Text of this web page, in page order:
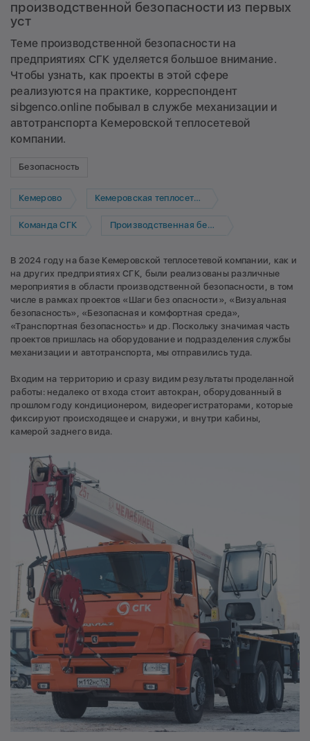
производственной безопасности из первых
уст
Теме производственной безопасности на
предприятиях СГК уделяется большое внимание.
Чтобы узнать, как проекты в этой сфере
реализуются на практике, корреспондент
sibgenco.online побывал в службе механизации и
автотранспорта Кемеровской теплосетевой
компании.
Безопасность
Кемерово Кемеровская теплосетевая компания
Команда СГК Производственная безопасность
В 2024 году на базе Кемеровской теплосетевой компании, как и
на других предприятиях СГК, были реализованы различные
мероприятия в области производственной безопасности, в том
числе в рамках проектов «Шаги без опасности», «Визуальная
безопасность», «Безопасная и комфортная среда»,
«Транспортная безопасность» и др. Поскольку значимая часть
проектов пришлась на оборудование и подразделения службы
механизации и автотранспорта, мы отправились туда.
Входим на территорию и сразу видим результаты проделанной
работы: недалеко от входа стоит автокран, оборудованный в
прошлом году кондиционером, видеорегистраторами, которые
фиксируют происходящее и снаружи, и внутри кабины,
камерой заднего вида.